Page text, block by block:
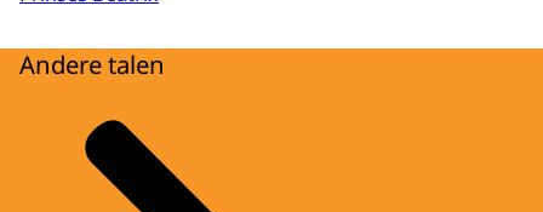
Andere talen